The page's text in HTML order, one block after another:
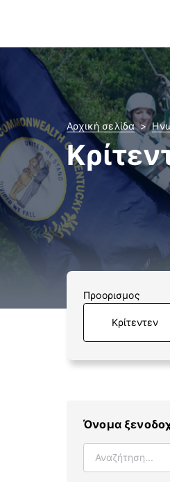
Αρχική σελίδα
Προορισμος
Όνομα